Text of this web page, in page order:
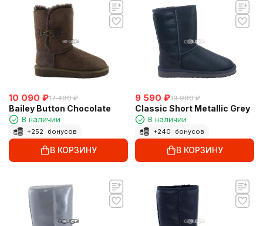
10 090 ₽17 490 ₽
Bailey Button Chocolate
В наличии
+252 бонусов
В КОРЗИНУ
9 590 ₽19 990 ₽
Classic Short Metallic Grey
В наличии
+240 бонусов
В КОРЗИНУ